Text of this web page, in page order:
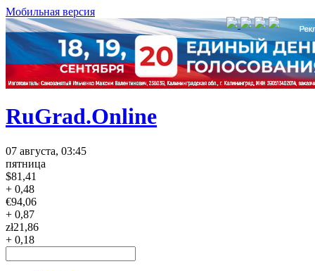
Мобильная версия
RuGrad.Online
07 августа, 03:45
пятница
$81,41
+ 0,48
€94,06
+ 0,87
zł21,86
+ 0,18